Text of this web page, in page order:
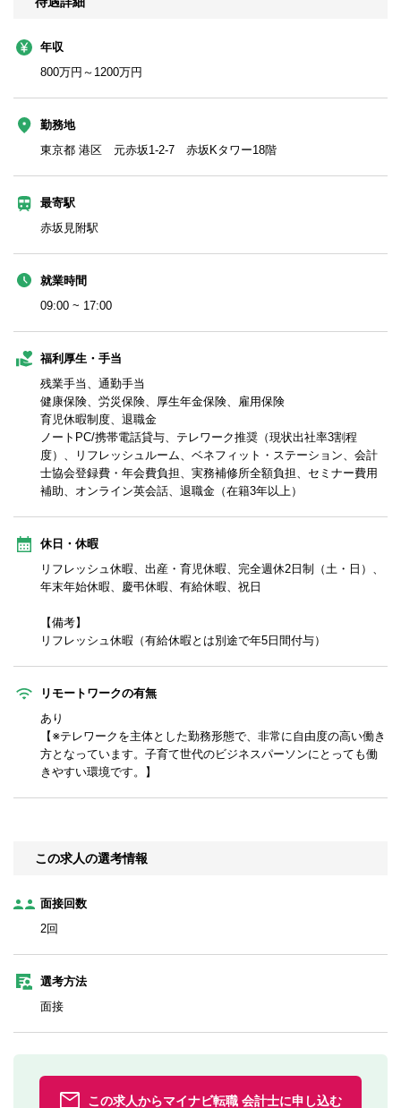
年収
800万円～1200万円
勤務地
東京都 港区 元赤坂1-2-7 赤坂Kタワー18階
最寄駅
赤坂見附駅
就業時間
09:00 ~ 17:00
福利厚生・手当
残業手当、通勤手当
健康保険、労災保険、厚生年金保険、雇用保険
育児休暇制度、退職金
ノートPC/携帯電話貸与、テレワーク推奨（現状出社率3割程
度）、リフレッシュルーム、ベネフィット・ステーション、会計
士協会登録費・年会費負担、実務補修所全額負担、セミナー費用
補助、オンライン英会話、退職金（在籍3年以上）
休日・休暇
リフレッシュ休暇、出産・育児休暇、完全週休2日制（土・日）、
年末年始休暇、慶弔休暇、有給休暇、祝日
【備考】
リフレッシュ休暇（有給休暇とは別途で年5日間付与）
リモートワークの有無
あり
【※テレワークを主体とした勤務形態で、非常に自由度の高い働き
方となっています。子育て世代のビジネスパーソンにとっても働
きやすい環境です。】
この求人の選考情報
面接回数
2回
選考方法
面接
この求人からマイナビ転職 会計士に申し込む